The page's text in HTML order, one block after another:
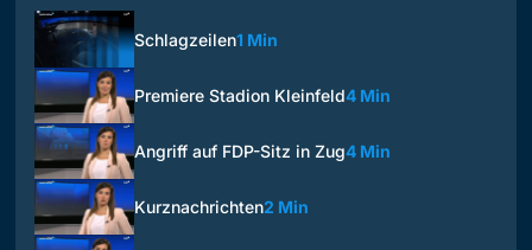
Schlagzeilen1 Min
Premiere Stadion Kleinfeld4 Min
Angriff auf FDP-Sitz in Zug4 Min
Kurznachrichten2 Min